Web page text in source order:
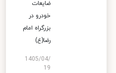
ضایعات
خودرو در
بزرگراه امام
رضا(ع)
1405/04/
19